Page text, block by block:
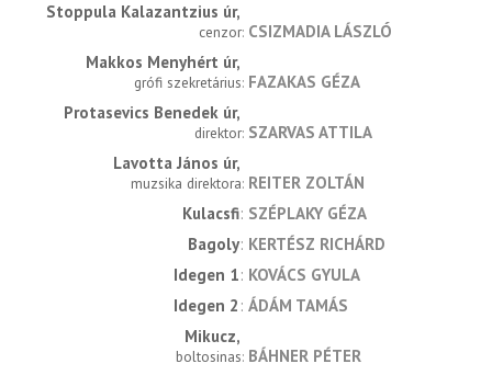
Stoppula Kalazantzius úr
cenzor CSIZMADIA LÁSZLÓ
Makkos Menyhért úr
grófi szekretárius FAZAKAS GÉZA
Protasevics Benedek úr
direktor SZARVAS ATTILA
Lavotta János úr
muzsika direktora REITER ZOLTÁN
Kulacsfi SZÉPLAKY GÉZA
Bagoly KERTÉSZ RICHÁRD
Idegen 1 KOVÁCS GYULA
Idegen 2 ÁDÁM TAMÁS
Mikucz
boltosinas BÁHNER PÉTER